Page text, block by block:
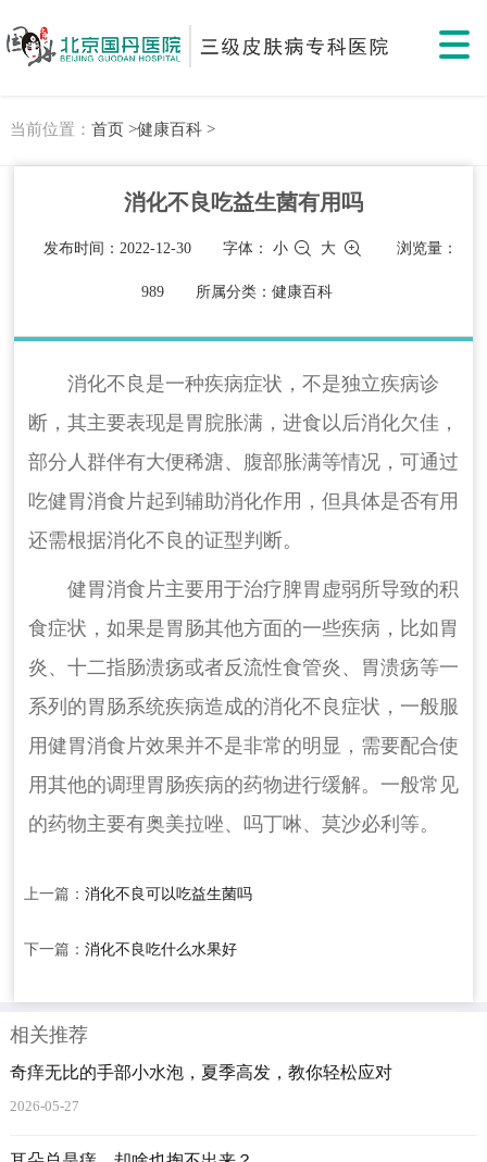
当前位置： 首页 >健康百科 >
消化不良吃益生菌有用吗
发布时间：2022-12-30 字体：小 大 浏览量：
989 所属分类：健康百科
消化不良是一种疾病症状，不是独立疾病诊
断，其主要表现是胃脘胀满，进食以后消化欠佳，
部分人群伴有大便稀溏、腹部胀满等情况，可通过
吃健胃消食片起到辅助消化作用，但具体是否有用
还需根据消化不良的证型判断。
健胃消食片主要用于治疗脾胃虚弱所导致的积
食症状，如果是胃肠其他方面的一些疾病，比如胃
炎、十二指肠溃疡或者反流性食管炎、胃溃疡等一
系列的胃肠系统疾病造成的消化不良症状，一般服
用健胃消食片效果并不是非常的明显，需要配合使
用其他的调理胃肠疾病的药物进行缓解。一般常见
的药物主要有奥美拉唑、吗丁啉、莫沙必利等。
上一篇： 消化不良可以吃益生菌吗
下一篇： 消化不良吃什么水果好
相关推荐
奇痒无比的手部小水泡，夏季高发，教你轻松应对
2026-05-27